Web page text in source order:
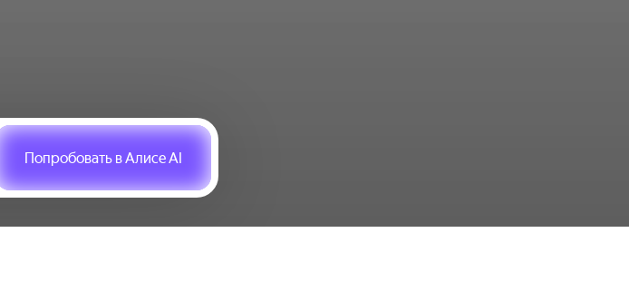
Попробовать в Алисе AI